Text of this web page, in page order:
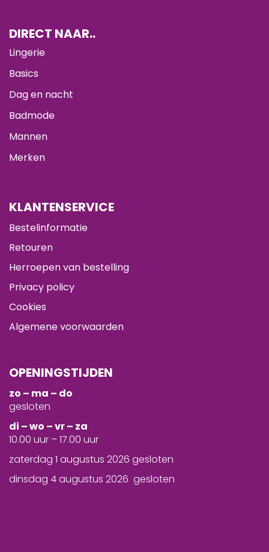
DIRECT NAAR..
Lingerie
Basics
Dag en nacht
Badmode
Mannen
Merken
KLANTENSERVICE
Bestelinformatie
Retouren
Herroepen van bestelling
Privacy policy
Cookies
Algemene voorwaarden
OPENINGSTIJDEN
zo – ma – do
gesloten
di – wo – vr – za
10.00 uur – 17.00 uur
zaterdag 1 augustus 2026 gesloten
dinsdag 4 augustus 2026 gesloten